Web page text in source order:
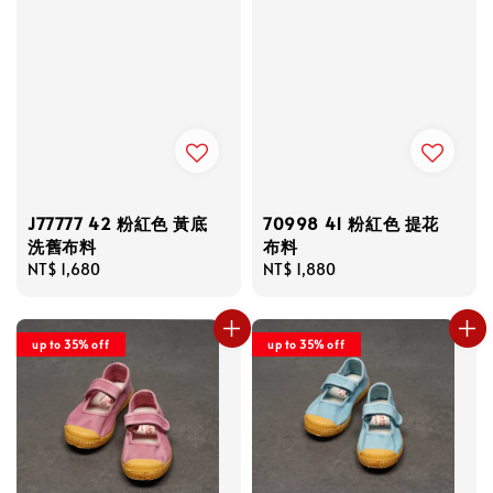
J77777 42 粉紅色 黃底
洗舊布料
Regular
NT$ 1,680
70998 41 粉紅色 提花
布料
Regular
NT$ 1,880
up to 35% off up to 35% off